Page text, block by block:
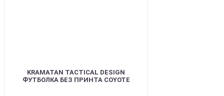
KRAMATAN TACTICAL DESIGN
ФУТБОЛКА БЕЗ ПРИНТА COYOTE